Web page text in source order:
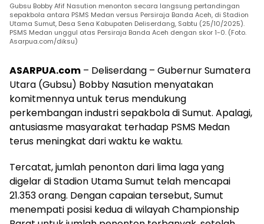
Gubsu Bobby Afif Nasution menonton secara langsung pertandingan
sepakbola antara PSMS Medan versus Persiraja Banda Aceh, di Stadion
Utama Sumut, Desa Sena Kabupaten Deliserdang, Sabtu (25/10/2025).
PSMS Medan unggul atas Persiraja Banda Aceh dengan skor 1-0. (Foto.
Asarpua.com/diksu)
ASARPUA.com – Deliserdang – Gubernur Sumatera
Utara (Gubsu) Bobby Nasution menyatakan
komitmennya untuk terus mendukung
perkembangan industri sepakbola di Sumut. Apalagi,
antusiasme masyarakat terhadap PSMS Medan
terus meningkat dari waktu ke waktu.
Tercatat, jumlah penonton dari lima laga yang
digelar di Stadion Utama Sumut telah mencapai
21.353 orang. Dengan capaian tersebut, Sumut
menempati posisi kedua di wilayah Championship